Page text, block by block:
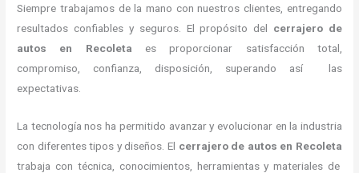
Siempre trabajamos de la mano con nuestros clientes, entregando
resultados confiables y seguros. El propósito del cerrajero de
autos en Recoleta es proporcionar satisfacción total,
compromiso, confianza, disposición, superando así las
expectativas.
La tecnología nos ha permitido avanzar y evolucionar en la industria
con diferentes tipos y diseños. El cerrajero de autos en Recoleta
trabaja con técnica, conocimientos, herramientas y materiales de